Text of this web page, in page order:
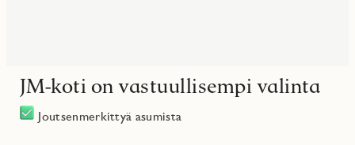
JM-koti on vastuullisempi valinta
Joutsenmerkittyä asumista